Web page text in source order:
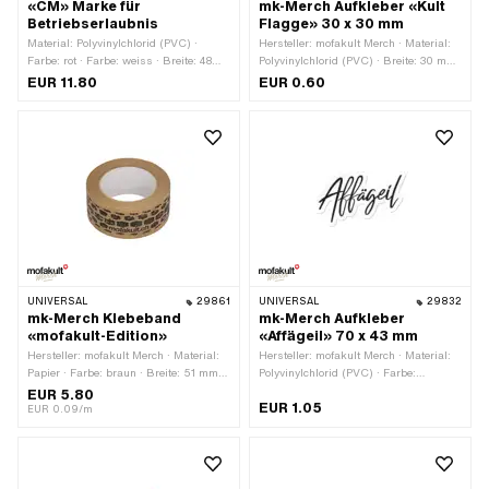
«CM» Marke für
Betriebserlaubnis
Material: Polyvinylchlorid (PVC) ·
Farbe: rot · Farbe: weiss · Breite: 48
mm · Höhe: 22 mm · Beschaffenheit
EUR 11.80
mk-Merch Aufkleber «Kult
Flagge» 30 x 30 mm
Hersteller: mofakult Merch · Material:
Polyvinylchlorid (PVC) · Breite: 30 mm
· Höhe: 30 mm · Beschaffenheit
EUR 0.60
UNIVERSAL 29861
mk-Merch Klebeband
«mofakult-Edition»
Hersteller: mofakult Merch · Material:
Papier · Farbe: braun · Breite: 51 mm ·
Gesamtlänge: 66000 mm ·
Beschaffenheit Rückseite: Klebstoff ·
EUR 5.80
EUR 0.09/m
UNIVERSAL 29832
mk-Merch Aufkleber
«Affägeil» 70 x 43 mm
Hersteller: mofakult Merch · Material:
Polyvinylchlorid (PVC) · Farbe:
mm · Höhe: 43 mm · Oberfläche: matt ·
EUR 1.05